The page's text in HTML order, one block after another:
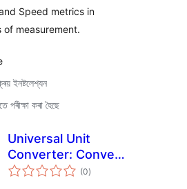
Speed metrics in
measurement.
ইনষ্টলেশ্যন
পৰীক্ষা কৰা হৈছে
Universal Unit
Converter: Convert
Length, Weight,
(0টা
মুঠ)